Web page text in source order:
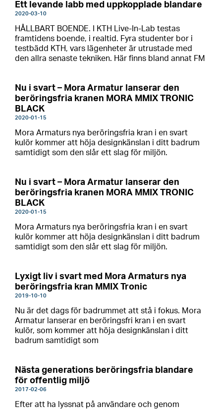
Ett levande labb med uppkopplade blandare
2020-03-10
HÅLLBART BOENDE. I KTH Live-In-Lab testas
framtidens boende, i realtid. Fyra studenter bor i
testbädd KTH, vars lägenheter är utrustade med
den allra senaste tekniken. Här finns bland annat FM
Nu i svart – Mora Armatur lanserar den
beröringsfria kranen MORA MMIX TRONIC
BLACK
2020-01-15
Mora Armaturs nya beröringsfria kran i en svart
kulör kommer att höja designkänslan i ditt badrum
samtidigt som den slår ett slag för miljön.
Nu i svart – Mora Armatur lanserar den
beröringsfria kranen MORA MMIX TRONIC
BLACK
2020-01-15
Mora Armaturs nya beröringsfria kran i en svart
kulör kommer att höja designkänslan i ditt badrum
samtidigt som den slår ett slag för miljön.
Lyxigt liv i svart med Mora Armaturs nya
beröringsfria kran MMIX Tronic
2019-10-10
Nu är det dags för badrummet att stå i fokus. Mora
Armatur lanserar en beröringsfri kran i en svart
kulör, som kommer att höja designkänslan i ditt
badrum samtidigt som
Nästa generations beröringsfria blandare
för offentlig miljö
2017-02-06
Efter att ha lyssnat på användare och genom